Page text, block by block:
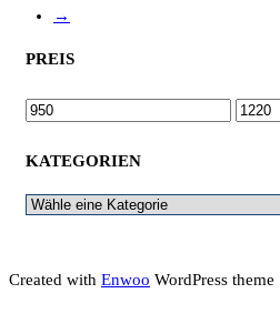
→
PREIS
MIN.
PREIS
MAX.
PREIS
KATEGORIEN
Created with Enwoo WordPress theme